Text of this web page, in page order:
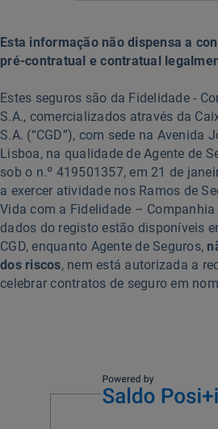
Esta informação não dispensa a
pré-contratual e contratual
Estes seguros são da Fidelidade -
S.A., comercializados através da
S.A. (“CGD”), com sede na Avenida
Lisboa, na qualidade de Agente de
sob o n.º 419501357, em 21 de
a exercer atividade nos Ramos de
Vida com a Fidelidade – Companhia
dados do registo estão disponíveis
CGD, enquanto Agente de Seguros,
dos riscos, nem está autorizada a
celebrar contratos de seguro em